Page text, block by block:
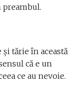
preambul.
tărie în această
că e un
ce au nevoie.